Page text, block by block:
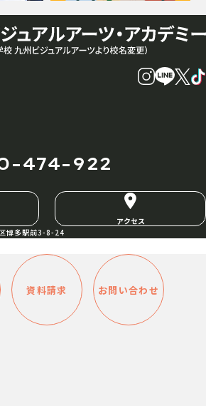
474-922
アクセス
博多駅前3-8-24
資料請求 お問い合わせ